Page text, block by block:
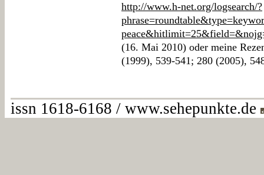
http://www.h-net.org/logsearch/?
(16. Mai 2010) oder meine
(1999), 539-541; 280 (2005),
issn 1618-6168 / www.sehepunkte.de